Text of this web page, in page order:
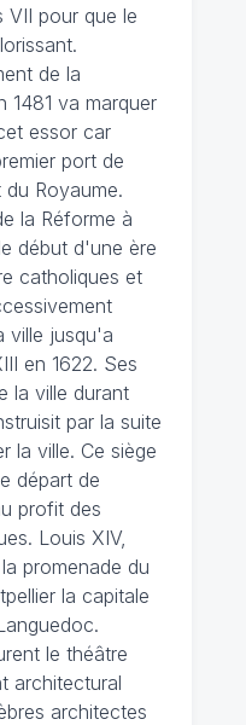
VII pour que le
de la
1481 va marquer
essor car
port de
Royaume.
la Réforme à
début d'une ère
catholiques et
ville jusqu'a
en 1622. Ses
la ville durant
par la suite
la ville. Ce siège
départ de
profit des
Louis XIV,
promenade du
la capitale
le théâtre
architectural
architectes